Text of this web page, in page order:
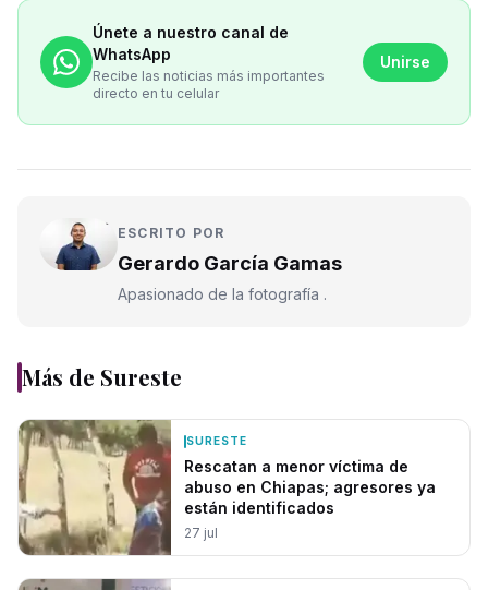
Únete a nuestro canal de
WhatsApp
Recibe las noticias más importantes
directo en tu celular
Unirse
ESCRITO POR
Gerardo García Gamas
Apasionado de la fotografía .
Más de Sureste
SURESTE
Rescatan a menor víctima de
abuso en Chiapas; agresores ya
están identificados
27 jul